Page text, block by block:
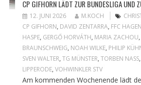
CP GIFHORN LÄDT ZUR BUNDESLIGA UND
12. JUNI 2026 M.KOCH
CP GIFHORN, DAVID ZENTARRA, FFC HAGEN
HASPE, GERGŐ HORVÁTH, MARIA ZACHOU,
BRAUNSCHWEIG, NOAH WILKE, PHILIP
SVEN WALTER, TG MÜNSTER, TORBEN NASS,
LIPPERODE, VOHWINKLER STV
Am kommenden Wochenende lädt